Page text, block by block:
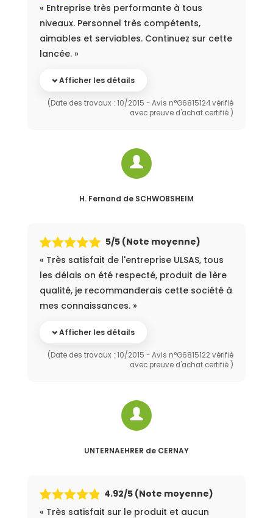
« Entreprise très performante à tous
niveaux. Personnel très compétents,
aimables et serviables. Continuez sur cette
lancée. »
Afficher les détails
(Date des travaux : 10/2015 - Avis n°G6815124 vérifié
avec preuve d'achat certifié )
H. Fernand de SCHWOBSHEIM
5/5 (Note moyenne)
« Très satisfait de l'entreprise ULSAS, tous
les délais on été respecté, produit de 1ère
qualité, je recommanderais cette société à
mes connaissances. »
Afficher les détails
(Date des travaux : 10/2015 - Avis n°G6815122 vérifié
avec preuve d'achat certifié )
UNTERNAEHRER de CERNAY
4.92/5 (Note moyenne)
« Très satisfait sur le produit et aucun